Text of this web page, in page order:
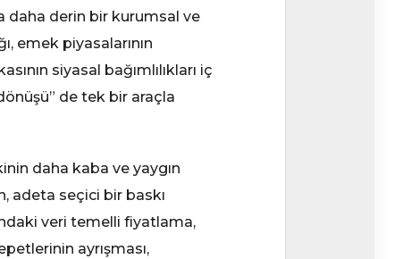
daha derin bir kurumsal ve
emek piyasalarının
siyasal bağımlılıkları iç
de tek bir araçla
daha kaba ve yaygın
adeta seçici bir baskı
veri temelli fiyatlama,
ayrışması,